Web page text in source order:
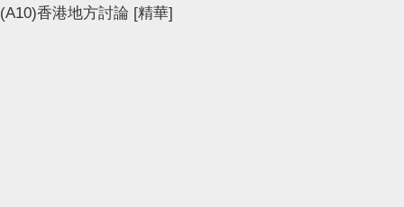
(A10)香港地方討論 [精華]